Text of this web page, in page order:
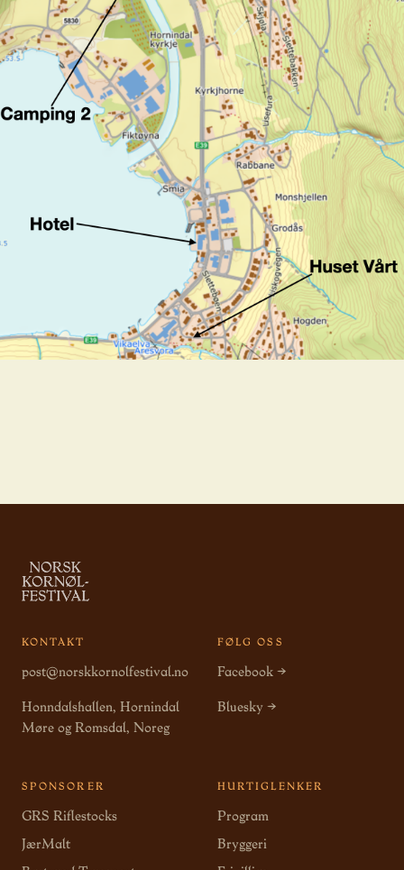
KONTAKT
post@norskkornolfestival.no
Honndalshallen, Hornindal
Møre og Romsdal, Noreg
FØLG OSS
Facebook →
Bluesky →
SPONSORER
GRS Riflestocks
JærMalt
HURTIGLENKER
Program
Bryggeri